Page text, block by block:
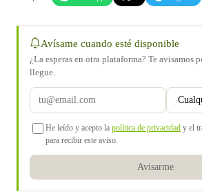
Avísame cuando esté disponible
¿La esperas en otra plataforma? Te avisamos
llegue.
He leído y acepto la política de privacidad y el
para recibir este aviso.
Avisarme